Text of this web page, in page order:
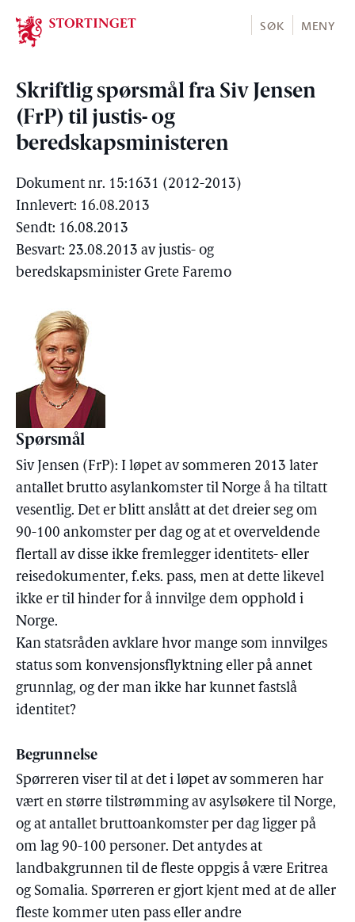
Stortinget.no
SØK MENY
Skriftlig spørsmål fra Siv Jensen
(FrP) til justis- og
beredskapsministeren
Dokument nr. 15:1631 (2012-2013)
Innlevert: 16.08.2013
Sendt: 16.08.2013
Besvart: 23.08.2013 av justis- og
beredskapsminister Grete Faremo
Spørsmål
Siv Jensen (FrP): I løpet av sommeren 2013 later
antallet brutto asylankomster til Norge å ha tiltatt
vesentlig. Det er blitt anslått at det dreier seg om
90-100 ankomster per dag og at et overveldende
flertall av disse ikke fremlegger identitets- eller
reisedokumenter, f.eks. pass, men at dette likevel
ikke er til hinder for å innvilge dem opphold i
Norge.
Kan statsråden avklare hvor mange som innvilges
status som konvensjonsflyktning eller på annet
grunnlag, og der man ikke har kunnet fastslå
identitet?
Begrunnelse
Spørreren viser til at det i løpet av sommeren har
vært en større tilstrømming av asylsøkere til Norge,
og at antallet bruttoankomster per dag ligger på
om lag 90-100 personer. Det antydes at
landbakgrunnen til de fleste oppgis å være Eritrea
og Somalia. Spørreren er gjort kjent med at de aller
fleste kommer uten pass eller andre